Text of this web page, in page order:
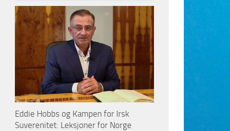
Eddie Hobbs og Kampen for Irsk
Suverenitet: Leksjoner for Norge